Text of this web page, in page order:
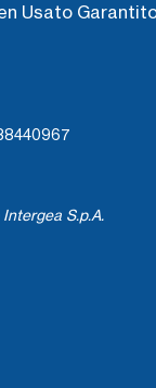
Usato
S.p.A.